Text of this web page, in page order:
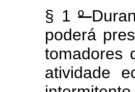
§ 1º
poderá
tomadores
atividade